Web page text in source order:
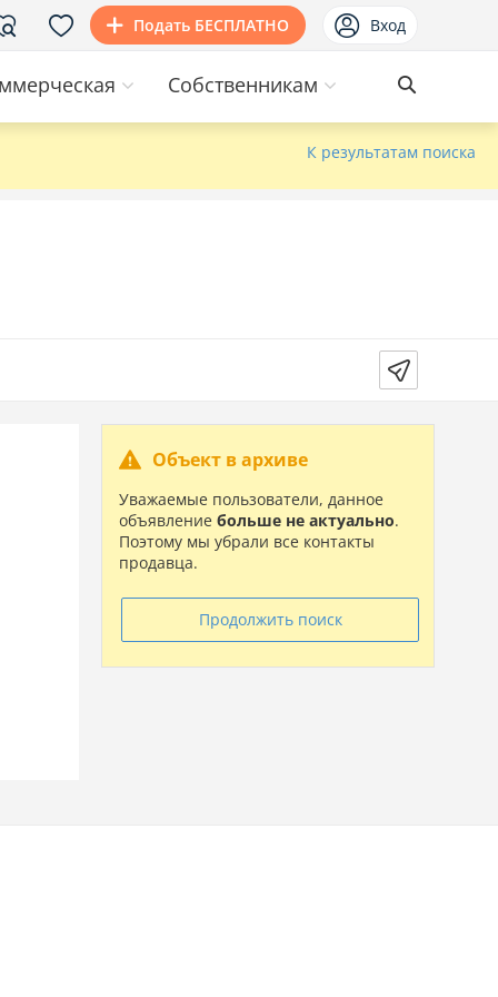
Подать БЕСПЛАТНО Вход
Собственникам
К результатам поиска
Объект в архиве
Уважаемые пользователи, данное
объявление больше не актуально.
Поэтому мы убрали все контакты
продавца.
Продолжить поиск